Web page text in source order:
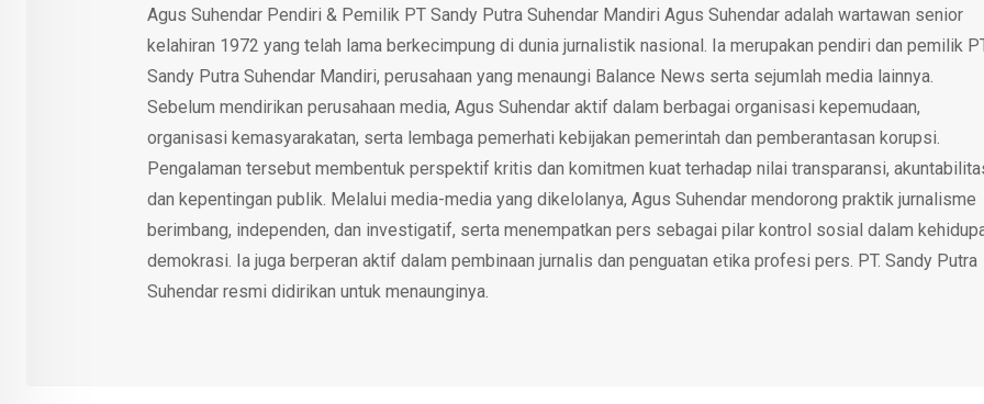
Agus Suhendar Pendiri & Pemilik PT Sandy Putra Suhendar Mandiri Agus Suhendar adalah wartawan senior
kelahiran 1972 yang telah lama berkecimpung di dunia jurnalistik nasional. Ia merupakan pendiri dan pemilik
Sandy Putra Suhendar Mandiri, perusahaan yang menaungi Balance News serta sejumlah media lainnya.
Sebelum mendirikan perusahaan media, Agus Suhendar aktif dalam berbagai organisasi kepemudaan,
organisasi kemasyarakatan, serta lembaga pemerhati kebijakan pemerintah dan pemberantasan korupsi.
Pengalaman tersebut membentuk perspektif kritis dan komitmen kuat terhadap nilai transparansi,
dan kepentingan publik. Melalui media-media yang dikelolanya, Agus Suhendar mendorong praktik jurnalisme
berimbang, independen, dan investigatif, serta menempatkan pers sebagai pilar kontrol sosial dalam
demokrasi. Ia juga berperan aktif dalam pembinaan jurnalis dan penguatan etika profesi pers. PT. Sandy Putra
Suhendar resmi didirikan untuk menaunginya.